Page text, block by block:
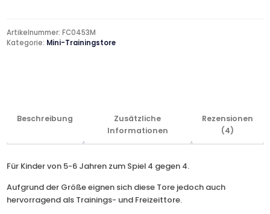
Artikelnummer: FC0453M
Kategorie: Mini-Trainingstore
Beschreibung
Zusätzliche
Informationen
Rezensionen
(4)
Für Kinder von 5-6 Jahren zum Spiel 4 gegen 4.
Aufgrund der Größe eignen sich diese Tore jedoch auch
hervorragend als Trainings- und Freizeittore.